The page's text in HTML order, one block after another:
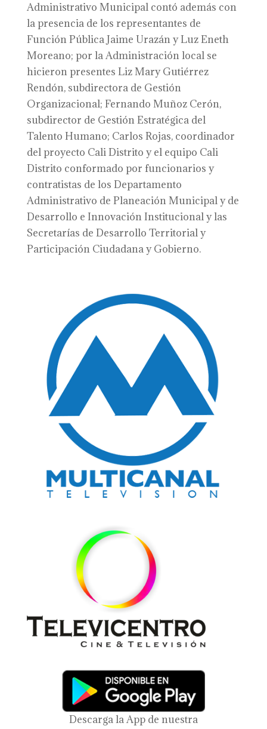
Administrativo Municipal contó además con
la presencia de los representantes de
Función Pública Jaime Urazán y Luz Eneth
Moreano; por la Administración local se
hicieron presentes Liz Mary Gutiérrez
Rendón, subdirectora de Gestión
Organizacional; Fernando Muñoz Cerón,
subdirector de Gestión Estratégica del
Talento Humano; Carlos Rojas, coordinador
del proyecto Cali Distrito y el equipo Cali
Distrito conformado por funcionarios y
contratistas de los Departamento
Administrativo de Planeación Municipal y de
Desarrollo e Innovación Institucional y las
Secretarías de Desarrollo Territorial y
Participación Ciudadana y Gobierno.
Descarga la App de nuestra